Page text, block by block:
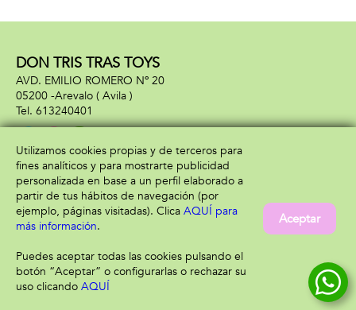
DON TRIS TRAS TOYS
AVD. EMILIO ROMERO Nº 20
05200 -Arevalo ( Avila )
613240401
Información
Aviso legal
Política de privacidad
Política de cookies
Atención al cliente
Envío y devolución
Utilizamos cookies propias y de terceros para
fines analíticos y para mostrarte publicidad
personalizada en base a un perfil elaborado a
partir de tus hábitos de navegación (por
ejemplo, páginas visitadas). Clica AQUÍ para
más información.
Puedes aceptar todas las cookies pulsando el
botón “Aceptar” o configurarlas o rechazar su
uso clicando AQUÍ
Aceptar